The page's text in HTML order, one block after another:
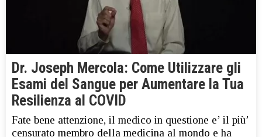
Dr. Joseph Mercola: Come Utilizzare gli
Esami del Sangue per Aumentare la Tua
Resilienza al COVID
Fate bene attenzione, il medico in questione e’ il più’
censurato membro della medicina al mondo e ha